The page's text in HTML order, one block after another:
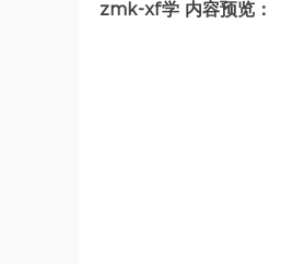
zmk-xf学 内容预览：